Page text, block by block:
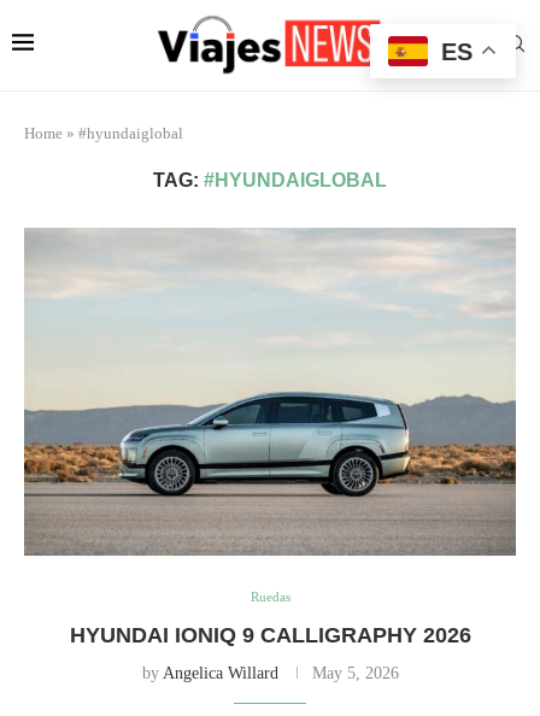
Home » #hyundaiglobal
TAG: #HYUNDAIGLOBAL
Ruedas
HYUNDAI IONIQ 9 CALLIGRAPHY 2026
by Angelica Willard May 5, 2026
ES